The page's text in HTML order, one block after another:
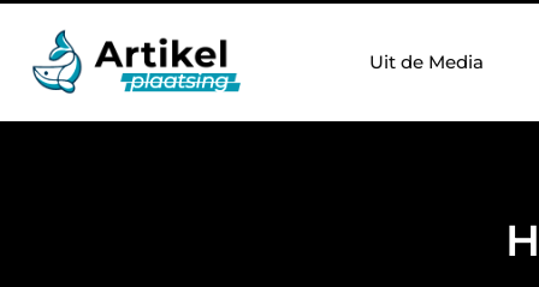
Uit de Media